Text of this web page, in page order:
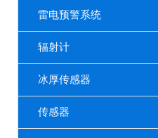
雷电预警系统
辐射计
冰厚传感器
传感器